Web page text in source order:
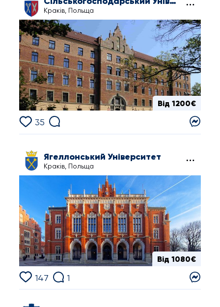
Краків, Польща
Від 1200€
35
Ягеллонський Університет
Краків, Польща
Від 1080€
147 1